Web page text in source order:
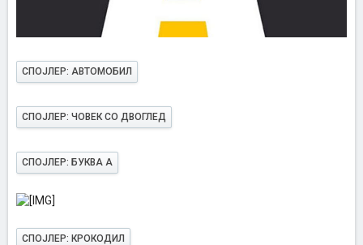
СПОЈЛЕР: АВТОМОБИЛ
СПОЈЛЕР: ЧОВЕК СО ДВОГЛЕД
СПОЈЛЕР: БУКВА А
СПОЈЛЕР: КРОКОДИЛ